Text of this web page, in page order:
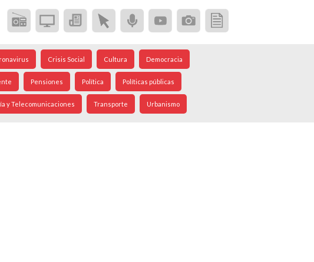
Crisis Social Cultura Democracia
Pensiones Política Políticas públicas
y Telecomunicaciones Transporte Urbanismo